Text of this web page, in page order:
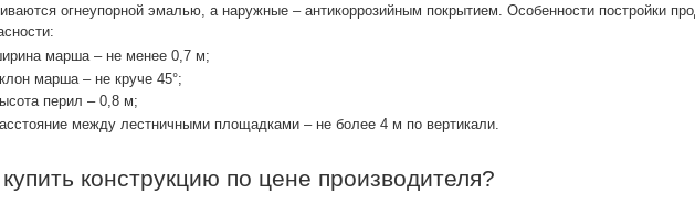
огнеупорной эмалью, а наружные – антикоррозийным покрытием. Особенности постройки
марша – не менее 0,7 м;
марша – не круче 45°;
перил – 0,8 м;
между лестничными площадками – не более 4 м по вертикали.
конструкцию по цене производителя?